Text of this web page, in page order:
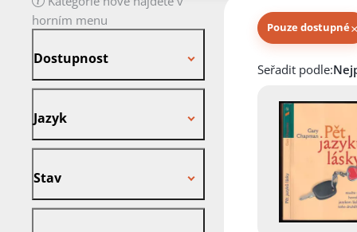
horním menu
Dostupnost
Jazyk
Stav
Pouze dostupné
Knihy autora
Seřadit podle: